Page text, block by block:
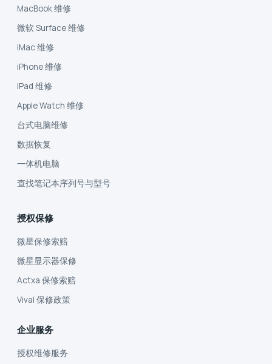
MacBook 维修
微软 Surface 维修
iMac 维修
iPhone 维修
iPad 维修
Apple Watch 维修
台式电脑维修
数据恢复
一体机电脑
查找笔记本序列号与型号
授权保修
微星保修索赔
微星显示器保修
Actxa 保修索赔
Vival 保修政策
企业服务
授权维修服务